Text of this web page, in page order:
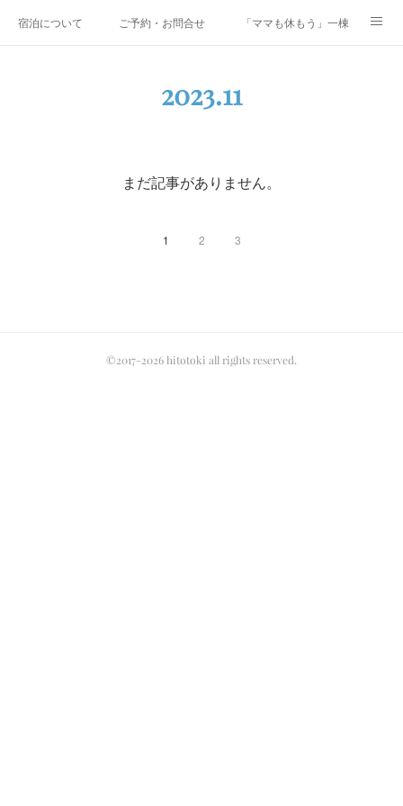
宿泊について ご予約・お問合せ 「ママも休もう」一棟貸しファ
上野尻集落のご案内
2023.11
まだ記事がありません。
1 2 3
©2017-2026 hitotoki all rights reserved.